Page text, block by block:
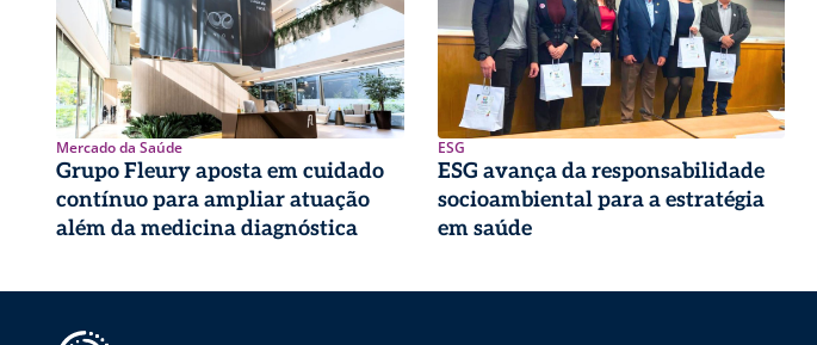
Mercado da Saúde
Grupo Fleury aposta em cuidado
contínuo para ampliar atuação
além da medicina diagnóstica
ESG
ESG avança da responsabilidade
socioambiental para a estratégia
em saúde